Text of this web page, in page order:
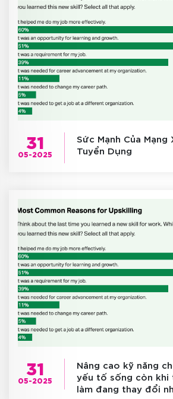
31
05-2025
Sức Mạnh Của
Tuyển Dụng
31
05-2025
Nâng cao kỹ năng
yếu tố sống còn
làm đang thay đổi